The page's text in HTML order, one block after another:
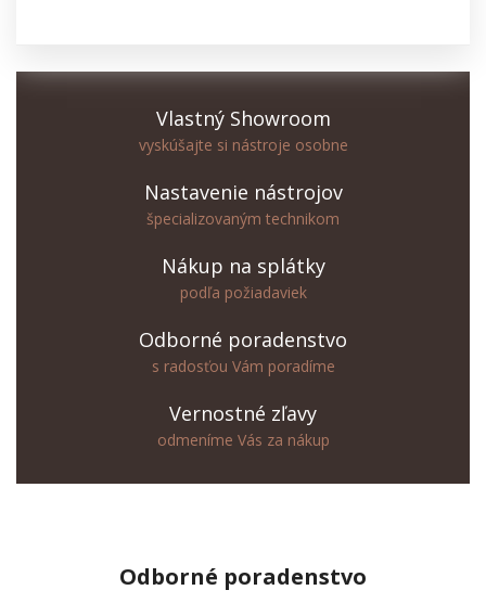
Vlastný Showroom
vyskúšajte si nástroje osobne
Nastavenie nástrojov
špecializovaným technikom
Nákup na splátky
podľa požiadaviek
Odborné poradenstvo
s radosťou Vám poradíme
Vernostné zľavy
odmeníme Vás za nákup
Odborné poradenstvo